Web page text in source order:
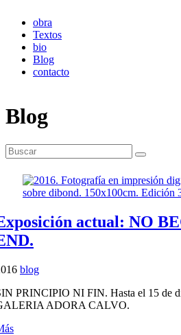
obra
Textos
bio
Blog
contacto
Blog
actual: NO
blog
PRINCIPIO NI FIN. Hasta el 15 de
ADORA CALVO.